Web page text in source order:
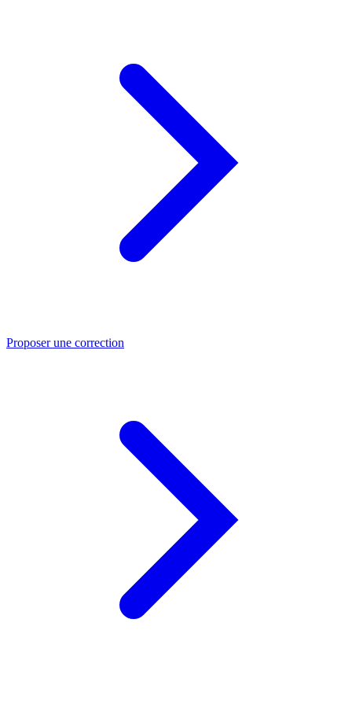
Proposer une correction